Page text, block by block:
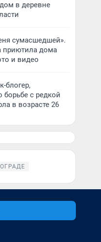
в деревне
сумасшедшей».
приютила дома
и видео
блогер,
борьбе с редкой
в возрасте 26